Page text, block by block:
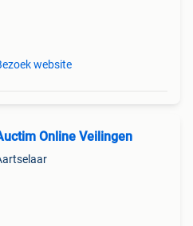
website
Online Veilingen